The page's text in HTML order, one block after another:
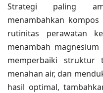
Strategi paling
menambahkan
rutinitas perawatan
menambah
memperbaiki struktur
menahan air, dan
hasil optimal,